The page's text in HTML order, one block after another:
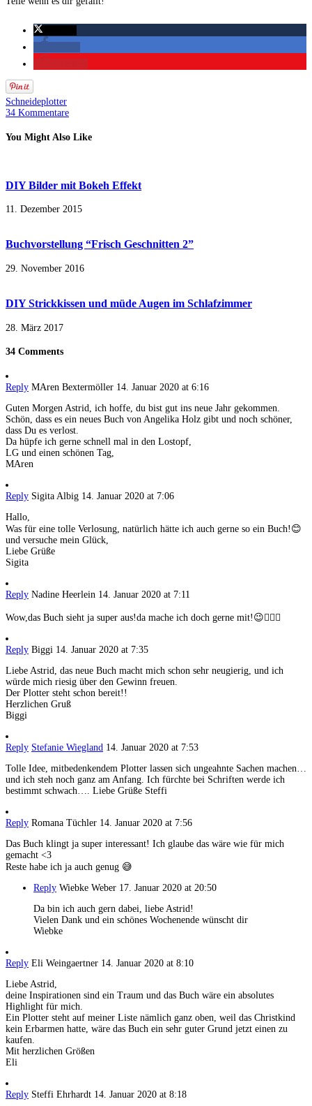
Schneideplotter
34 Kommentare
You Might Also Like
DIY Bilder mit Bokeh Effekt
11. Dezember 2015
Buchvorstellung “Frisch Geschnitten 2”
29. November 2016
DIY Strickkissen und müde Augen im Schlafzimmer
28. März 2017
34 Comments
Reply MAren Bextermöller 14. Januar 2020 at 6:16
Guten Morgen Astrid, ich hoffe, du bist gut ins neue Jahr gekommen.
Schön, dass es ein neues Buch von Angelika Holz gibt und noch schöner,
dass Du es verlost.
Da hüpfe ich gerne schnell mal in den Lostopf,
LG und einen schönen Tag,
MAren
Reply Sigita Albig 14. Januar 2020 at 7:06
Hallo,
Was für eine tolle Verlosung, natürlich hätte ich auch gerne so ein Buch!😊
und versuche mein Glück,
Liebe Grüße
Sigita
Reply Nadine Heerlein 14. Januar 2020 at 7:11
Wow,das Buch sieht ja super aus!da mache ich doch gerne mit!😉🙋🏻‍♀️
Reply Biggi 14. Januar 2020 at 7:35
Liebe Astrid, das neue Buch macht mich schon sehr neugierig, und ich
würde mich riesig über den Gewinn freuen.
Der Plotter steht schon bereit!!
Herzlichen Gruß
Biggi
Reply Stefanie Wiegland 14. Januar 2020 at 7:53
Tolle Idee, mitbedenkendem Plotter lassen sich ungeahnte Sachen machen…
und ich steh noch ganz am Anfang. Ich fürchte bei Schriften werde ich
bestimmt schwach…. Liebe Grüße Steffi
Reply Romana Tüchler 14. Januar 2020 at 7:56
Das Buch klingt ja super interessant! Ich glaube das wäre wie für mich
gemacht <3
Reste habe ich ja auch genug 😅
Reply Wiebke Weber 17. Januar 2020 at 20:50
Da bin ich auch gern dabei, liebe Astrid!
Vielen Dank und ein schönes Wochenende wünscht dir
Wiebke
Reply Eli Weingaertner 14. Januar 2020 at 8:10
Liebe Astrid,
deine Inspirationen sind ein Traum und das Buch wäre ein absolutes
Highlight für mich.
Ein Plotter steht auf meiner Liste nämlich ganz oben, weil das Christkind
kein Erbarmen hatte, wäre das Buch ein sehr guter Grund jetzt einen zu
kaufen.
Mit herzlichen Größen
Eli
Reply Steffi Ehrhardt 14. Januar 2020 at 8:18